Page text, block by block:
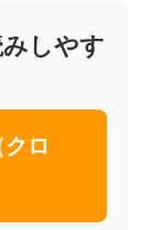
しやす
ロ